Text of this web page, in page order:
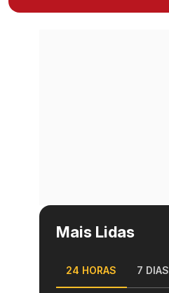
Mais Lidas
24 HORAS 7 DIAS